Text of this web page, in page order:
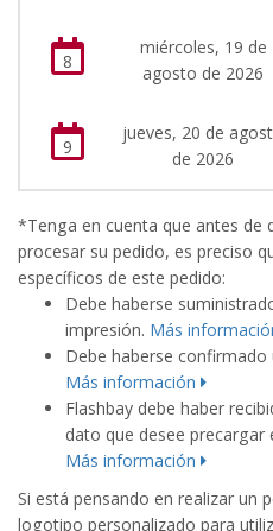
8
miércoles, 19 de
agosto de 2026
9
jueves, 20 de
de 2026
*Tenga en cuenta que antes de
procesar su pedido, es preciso
específicos de este pedido:
Debe haberse
impresión. Más
Debe haberse
Más información
Flashbay debe haber
dato que desee precargar
Más información
Si está pensando en realizar un
logotipo personalizado para